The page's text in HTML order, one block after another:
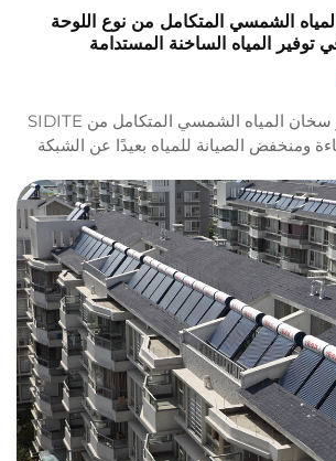
الشمسي المتكامل من نوع اللوحة
المياه الساخنة المستدامة
اكتشف كيف يوفر سخان المياه الشمسي المتكامل من SIDITE
ومنخفض الصيانة للمياه بعيدًا عن الشبكة
المزيد.